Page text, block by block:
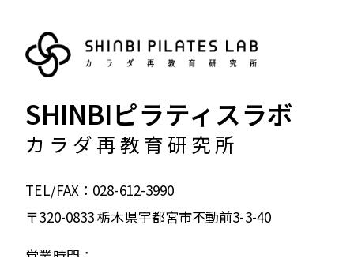
SHINBIピラティスラボ
カラダ再教育研究所
TEL/FAX：028-612-3990
〒320-0833 栃木県宇都宮市不動前3-3-40
営業時間：